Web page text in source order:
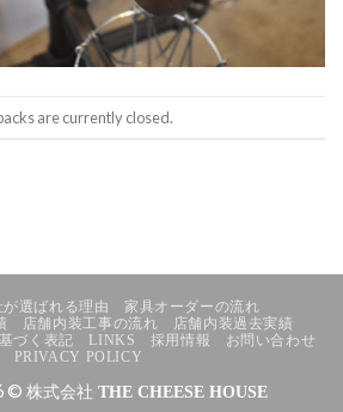
are currently closed.
が選ばれる理由
家具オーダーの流れ
店舗内装工事の流れ
店舗内装過去実績
づく表記 LINKS 採用情報
お問い合わせ
PRIVACY POLICY
© 株式会社 THE CHEESE HOUSE